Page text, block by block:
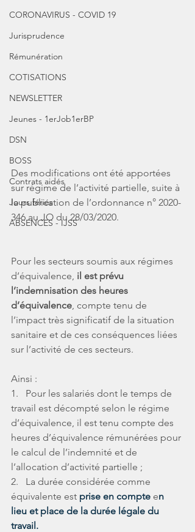
CORONAVIRUS - COVID 19
Jurisprudence
Rémunération
COTISATIONS
NEWSLETTER
Jeunes - 1erJob1erBP
DSN
BOSS
Contrats aidés
Jours fériés
ABSENCES - IJSS
Des modifications ont été apportées
sur régime de l’activité partielle, suite à
la publication de l’ordonnance n° 2020-
346 au JO du 28/03/2020.
Pour les secteurs soumis aux régimes
d’équivalence, il est prévu
l’indemnisation des heures
d’équivalence, compte tenu de
l’impact très significatif de la situation
sanitaire et de ces conséquences liées
sur l’activité de ces secteurs.
Ainsi :
1.   Pour les salariés dont le temps de
travail est décompté selon le régime
d’équivalence, il est tenu compte des
heures d’équivalence rémunérées pour
le calcul de l’indemnité et de
l’allocation d’activité partielle ;
2.   La durée considérée comme
équivalente est prise en compte en
lieu et place de la durée légale du
travail.